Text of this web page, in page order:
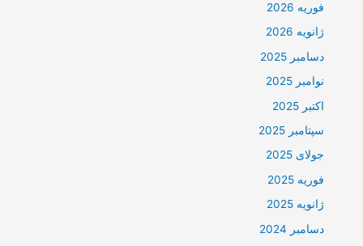
فوریه 2026
ژانویه 2026
دسامبر 2025
نوامبر 2025
اکتبر 2025
سپتامبر 2025
جولای 2025
فوریه 2025
ژانویه 2025
دسامبر 2024